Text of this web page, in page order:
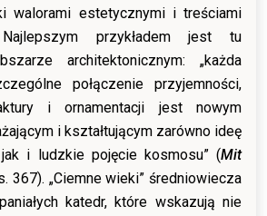
walorami estetycznymi i treściami
Najlepszym przykładem jest tu
architektonicznym: „każda
połączenie przyjemności,
i ornamentacji jest nowym
i kształtującym zarówno ideę
i ludzkie pojęcie kosmosu” (Mit
367). „Ciemne wieki” średniowiecza
katedr, które wskazują nie